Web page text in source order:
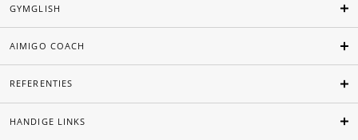
GYMGLISH
AIMIGO COACH
REFERENTIES
HANDIGE LINKS